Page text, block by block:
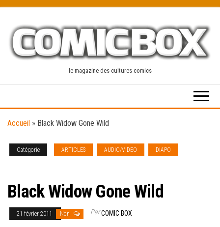
content
le magazine des cultures comics
Accueil » Black Widow Gone Wild
Catégorie ARTICLES AUDIO/VIDEO DIAPO
Black Widow Gone Wild
21 février 2011 Non ParCOMIC BOX